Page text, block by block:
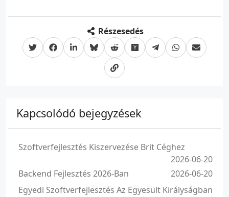
Részesedés
Kapcsolódó bejegyzések
Szoftverfejlesztés Kiszervezése Brit Céghez
2026-06-20
Backend Fejlesztés 2026-Ban
2026-06-20
Egyedi Szoftverfejlesztés Az Egyesült Királyságban